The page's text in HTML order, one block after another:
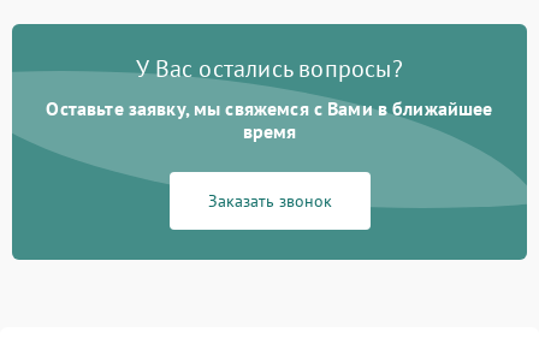
У Вас остались вопросы?
Оставьте заявку, мы свяжемся с Вами в ближайшее
время
Заказать звонок